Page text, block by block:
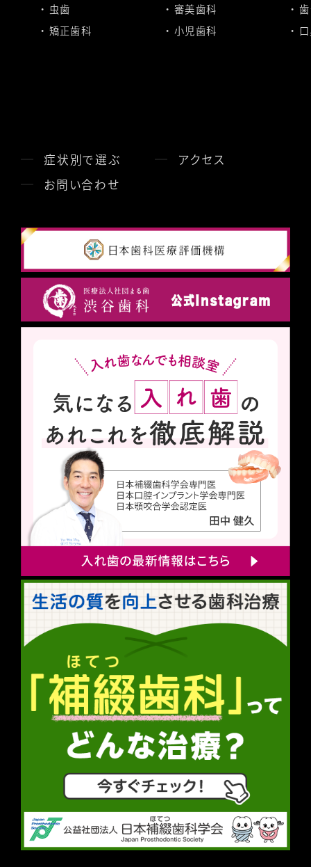
虫歯
矯正歯科
審美歯科
小児歯科
症状別で選ぶ
アクセス
お問い合わせ